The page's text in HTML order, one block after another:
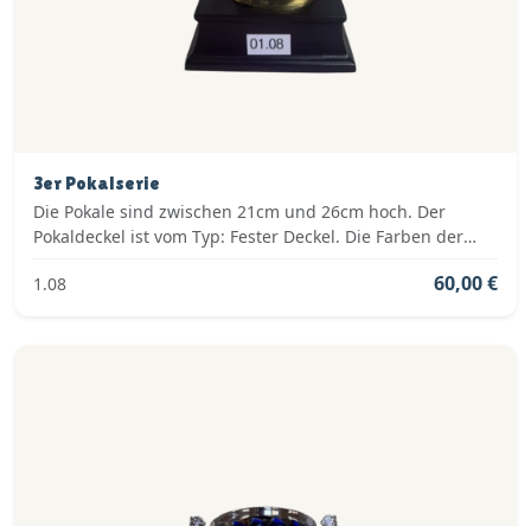
3er Pokalserie
Die Pokale sind zwischen 21cm und 26cm hoch. Der
Pokaldeckel ist vom Typ: Fester Deckel. Die Farben der
1.08
60,00 €